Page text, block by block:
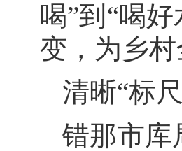
喝”到“喝
变，为乡
清晰“标
错那市库